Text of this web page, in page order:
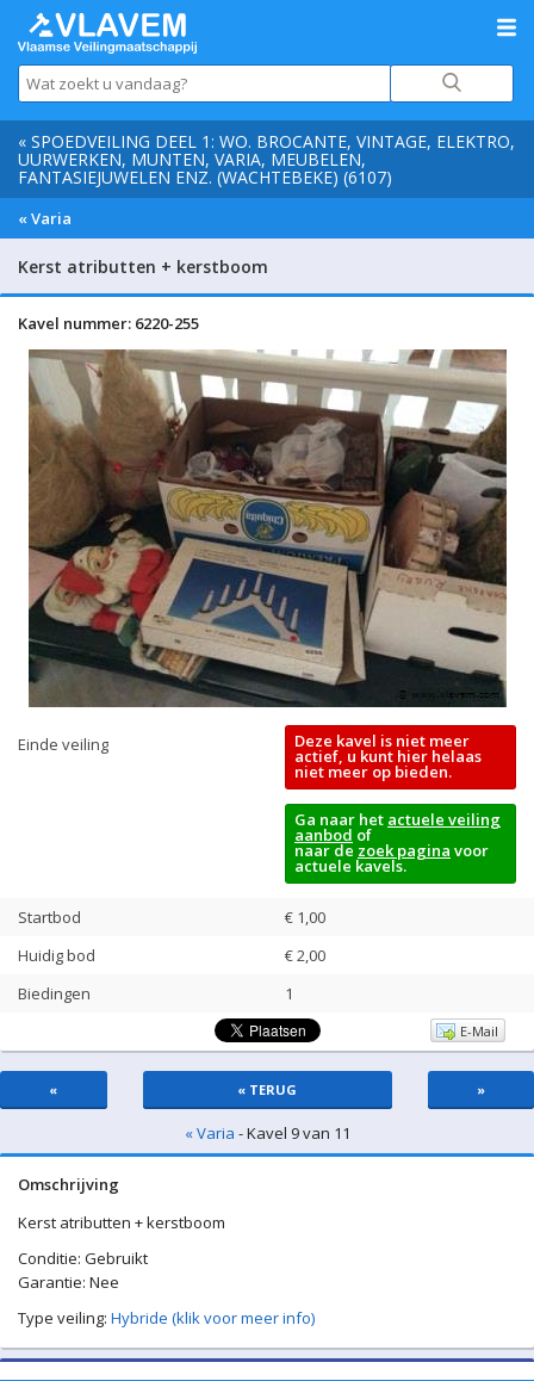
« SPOEDVEILING DEEL 1: WO. BROCANTE, VINTAGE, ELEKTRO,
UURWERKEN, MUNTEN, VARIA, MEUBELEN,
FANTASIEJUWELEN ENZ. (WACHTEBEKE) (6107)
« Varia
Kerst atributten + kerstboom
Kavel nummer: 6220-255
Einde veiling Deze kavel is niet meer
actief, u kunt hier helaas
niet meer op bieden.
Ga naar het actuele veiling
aanbod of
naar de zoek pagina voor
actuele kavels.
Startbod
€ 1,00
Huidig bod
€2,00
Biedingen
1
E-Mail
« « TERUG »
« Varia - Kavel 9 van 11
Omschrijving
Kerst atributten + kerstboom
Conditie: Gebruikt
Garantie: Nee
Type veiling: Hybride (klik voor meer info)